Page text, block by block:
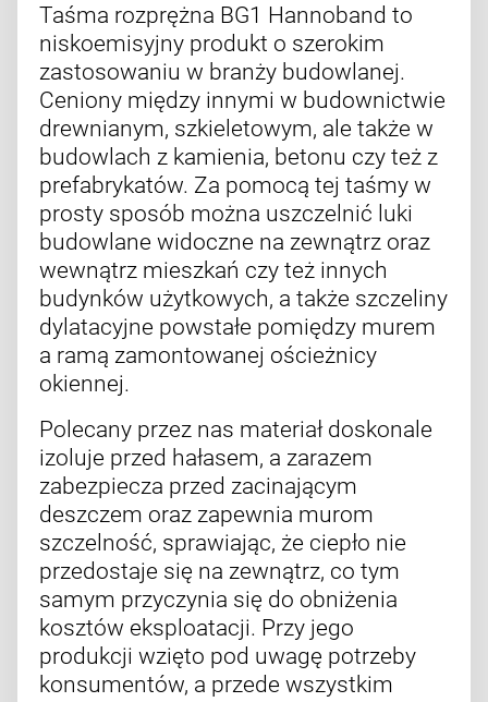
Taśma rozprężna BG1 Hannoband to
niskoemisyjny produkt o szerokim
zastosowaniu w branży budowlanej.
Ceniony między innymi w budownictwie
drewnianym, szkieletowym, ale także w
budowlach z kamienia, betonu czy też z
prefabrykatów. Za pomocą tej taśmy w
prosty sposób można uszczelnić luki
budowlane widoczne na zewnątrz oraz
wewnątrz mieszkań czy też innych
budynków użytkowych, a także szczeliny
dylatacyjne powstałe pomiędzy murem
a ramą zamontowanej ościeżnicy
okiennej.
Polecany przez nas materiał doskonale
izoluje przed hałasem, a zarazem
zabezpiecza przed zacinającym
deszczem oraz zapewnia murom
szczelność, sprawiając, że ciepło nie
przedostaje się na zewnątrz, co tym
samym przyczynia się do obniżenia
kosztów eksploatacji. Przy jego
produkcji wzięto pod uwagę potrzeby
konsumentów, a przede wszystkim